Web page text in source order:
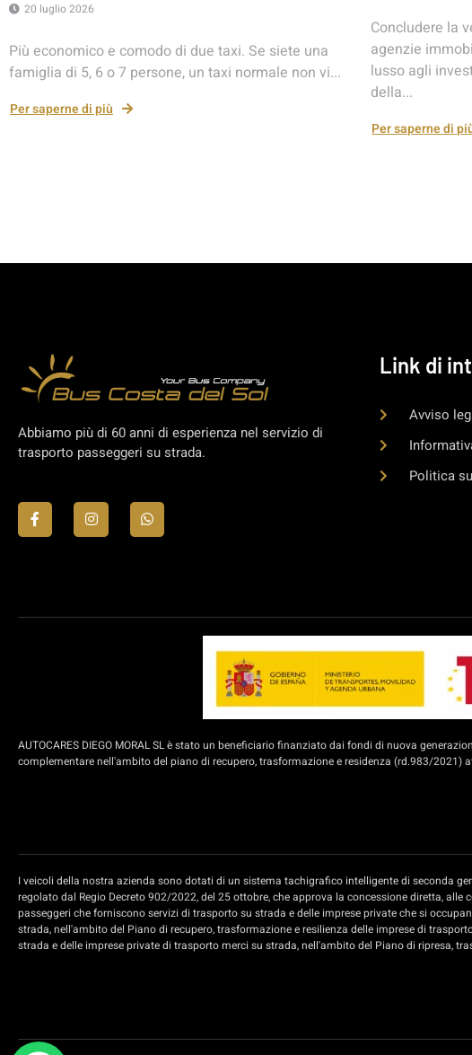
20 luglio 2026
Più economico e comodo di due taxi. Se siete una
famiglia di 5, 6 o 7 persone, un taxi normale non vi...
Per saperne di più
Concludere la
agenzie
lusso agli
della...
Per saperne di
Abbiamo più di 60 anni di esperienza nel servizio di
trasporto passeggeri su strada.
Link di
Avviso
Politica
AUTOCARES DIEGO MORAL SL è stato un beneficiario finanziato dai fondi di nuova
complementare nell'ambito del piano di recupero, trasformazione e residenza (rd.983/2021)
I veicoli della nostra azienda sono dotati di un sistema tachigrafico intelligente di seconda
regolato dal Regio Decreto 902/2022, del 25 ottobre, che approva la concessione diretta,
passeggeri che forniscono servizi di trasporto su strada e delle imprese private che si
strada, nell'ambito del Piano di recupero, trasformazione e resilienza delle imprese di
strada e delle imprese private di trasporto merci su strada, nell'ambito del Piano di ripresa,